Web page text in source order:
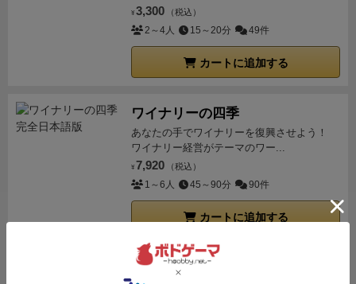
¥ 3,300 （税込）
2～4人 15～20分 49件
カートに追加する
ワイナリーの四季
あなたの手でワイナリーを復興させよう！
ワイナリー経営がテーマのワー...
¥ 7,920 （税込）
1～6人 45～90分 90件
カートに追加する
おばけキャッチ